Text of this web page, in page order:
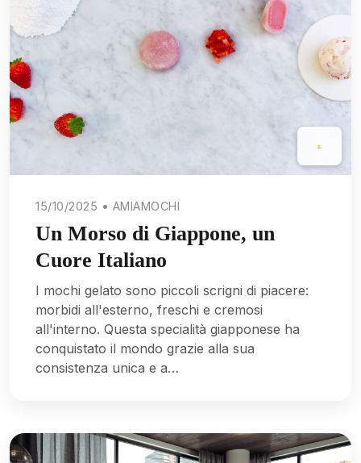
15/10/2025 • AMIAMOCHI
Un Morso di Giappone, un
Cuore Italiano
I mochi gelato sono piccoli scrigni di piacere:
morbidi all'esterno, freschi e cremosi
all'interno. Questa specialità giapponese ha
conquistato il mondo grazie alla sua
consistenza unica e a…